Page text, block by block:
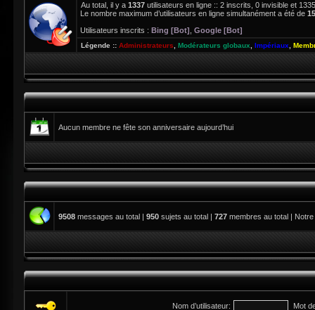
Au total, il y a 1337 utilisateurs en ligne :: 2 inscrits, 0 invisible et
Le nombre maximum d’utilisateurs en ligne simultanément a été de
Utilisateurs inscrits : Bing [Bot] Google [Bot]
Légende :: Administrateurs Modérateurs globaux Impériaux
Aucun membre ne fête son anniversaire aujourd’hui
9508 messages au total | 950 sujets au total | 727 membres au total |
Nom d’utilisateur: Mot